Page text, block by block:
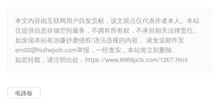
本文内容由互联网用户自发贡献，该文观点仅代表作者本人。本站
仅提供信息存储空间服务，不拥有所有权，不承担相关法律责任。
如发现本站有涉嫌抄袭侵权/违法违规的内容， 请发送邮件至
em02@huihepcb.com举报，一经查实，本站将立刻删除。
如若转载，请注明出处：https://www.6666pcb.com/1207.html
电路板